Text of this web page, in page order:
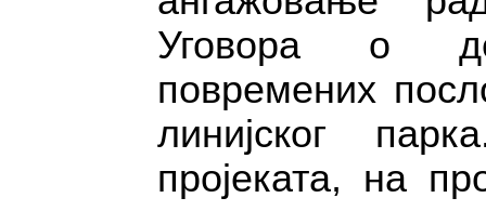
Уговора о
повремених
линијског
пројеката, на